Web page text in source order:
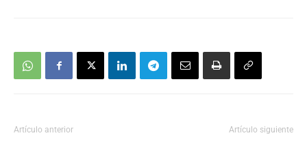
Artículo anterior Artículo siguiente